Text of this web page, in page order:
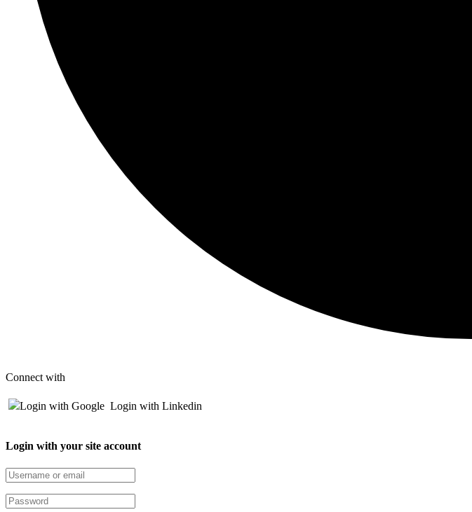
Connect with
Login with Google Login with Linkedin
Login with your site account